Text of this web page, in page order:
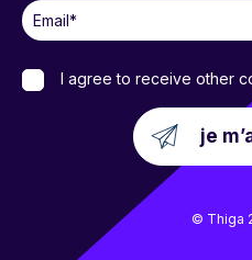
I agree to receive other
© Thiga